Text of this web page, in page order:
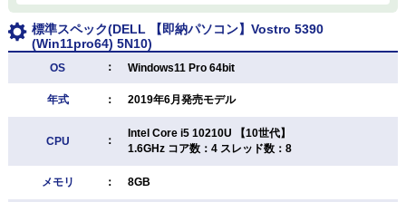
標準スペック(DELL 【即納パソコン】Vostro 5390
(Win11pro64) 5N10)
OS ： Windows11 Pro 64bit
年式 ： 2019年6月発売モデル
CPU ：
Intel Core i5 10210U 【10世代】
1.6GHz コア数：4 スレッド数：8
メモリ ： 8GB